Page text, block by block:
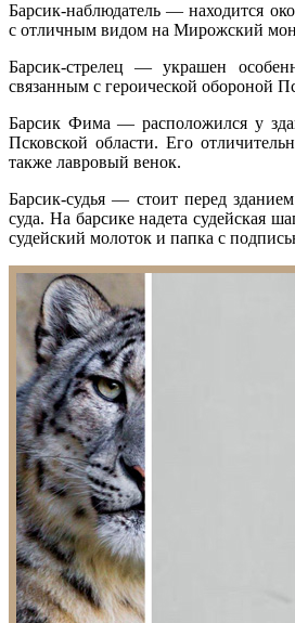
Барсик-наблюдатель — находится
с отличным видом на Мирожский
Барсик-стрелец — украшен
связанным с героической обороной
Барсик Фима — расположился у
Псковской области. Его
также лавровый венок.
Барсик-судья — стоит перед
суда. На барсике надета судейская
судейский молоток и папка с